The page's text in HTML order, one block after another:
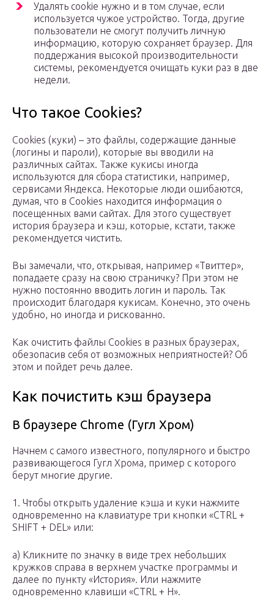
Удалять cookie нужно и в том случае, если
используется чужое устройство. Тогда, другие
пользователи не смогут получить личную
информацию, которую сохраняет браузер. Для
поддержания высокой производительности
системы, рекомендуется очищать куки раз в две
недели.
Что такое Cookies?
Cookies (куки) – это файлы, содержащие данные
(логины и пароли), которые вы вводили на
различных сайтах. Также кукисы иногда
используются для сбора статистики, например,
сервисами Яндекса. Некоторые люди ошибаются,
думая, что в Cookies находится информация о
посещенных вами сайтах. Для этого существует
история браузера и кэш, которые, кстати, также
рекомендуется чистить.
Вы замечали, что, открывая, например «Твиттер»,
попадаете сразу на свою страничку? При этом не
нужно постоянно вводить логин и пароль. Так
происходит благодаря кукисам. Конечно, это очень
удобно, но иногда и рискованно.
Как очистить файлы Cookies в разных браузерах,
обезопасив себя от возможных неприятностей? Об
этом и пойдет речь далее.
Как почистить кэш браузера
В браузере Chrome (Гугл Хром)
Начнем с самого известного, популярного и быстро
развивающегося Гугл Хрома, пример с которого
берут многие другие.
1. Чтобы открыть удаление кэша и куки нажмите
одновременно на клавиатуре три кнопки «CTRL +
SHIFT + DEL» или:
а) Кликните по значку в виде трех небольших
кружков справа в верхнем участке программы и
далее по пункту «История». Или нажмите
одновременно клавиши «CTRL + H».